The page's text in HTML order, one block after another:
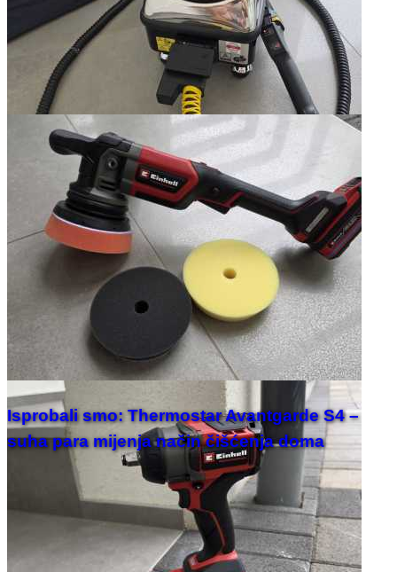
Isprobali smo: Thermostar Avantgarde S4 –
suha para mijenja način čišćenja doma